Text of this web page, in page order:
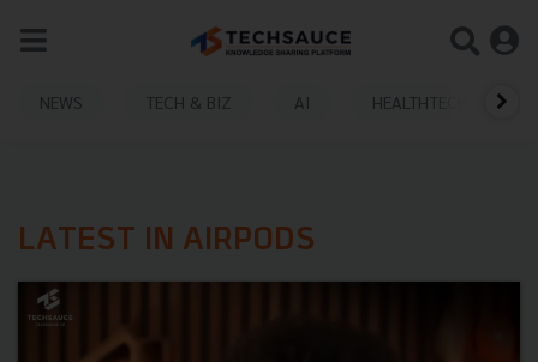
NEWS TECH & BIZ AI HEALTHTECH
LATEST IN AIRPODS